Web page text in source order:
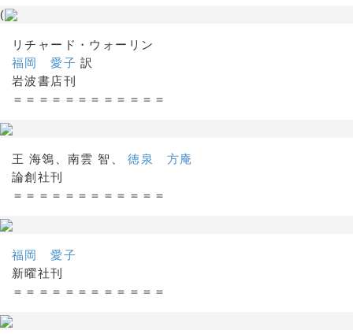
(
リチャード・ウォーリン
福岡 愛子 訳
岩波書店刊
＝＝＝＝＝＝＝＝＝＝＝＝
王 海鴒、南雲 智、徳泉 方庵
論創社刊
＝＝＝＝＝＝＝＝＝＝＝＝
福岡 愛子
新曜社刊
＝＝＝＝＝＝＝＝＝＝＝＝